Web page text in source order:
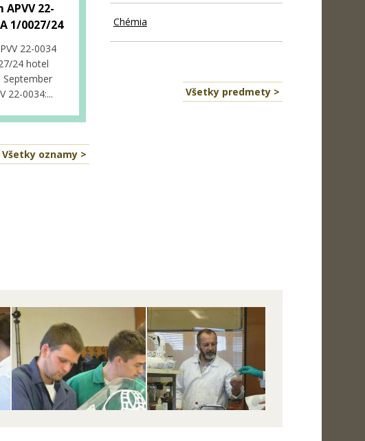
22-
1/0027/24
22-0034
24 hotel
September
22-0034:...
Všetky oznamy >
Chémia
Všetky predmety >